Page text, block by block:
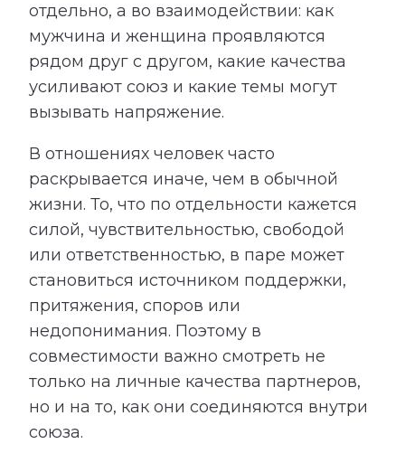
отдельно, а во взаимодействии: как
мужчина и женщина проявляются
рядом друг с другом, какие качества
усиливают союз и какие темы могут
вызывать напряжение.
В отношениях человек часто
раскрывается иначе, чем в обычной
жизни. То, что по отдельности кажется
силой, чувствительностью, свободой
или ответственностью, в паре может
становиться источником поддержки,
притяжения, споров или
недопонимания. Поэтому в
совместимости важно смотреть не
только на личные качества партнеров,
но и на то, как они соединяются внутри
союза.